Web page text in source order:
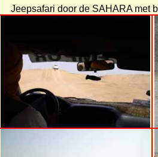
Jeepsafari door de SAHARA met